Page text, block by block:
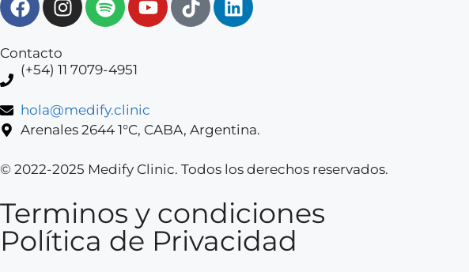
Contacto
(+54) 11 7079-4951
hola@medify.clinic
Arenales 2644 1°C, CABA, Argentina.
© 2022-2025 Medify Clinic. Todos los derechos reservados.
Terminos y condiciones
Política de Privacidad